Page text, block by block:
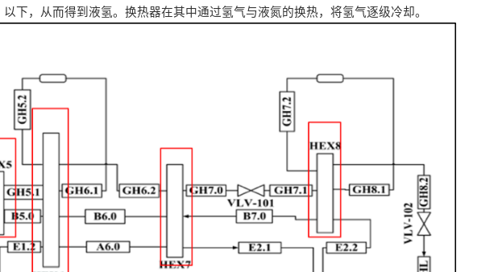
，从而得到液氢。换热器在其中通过氢气与液氮的换热，将氢气逐级冷却。